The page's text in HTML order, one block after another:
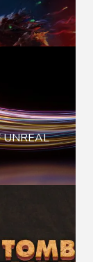
UNREAL